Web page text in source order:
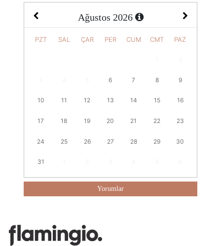
Ağustos 2026
PZT SAL ÇAR PER CUM CMT PAZ
6 7 8 9
10 11 12 13 14 15 16
17 18 19 20 21 22 23
24 25 26 27 28 29 30
31
Yorumlar